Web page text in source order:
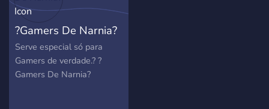
?Gamers De Narnia?
Serve especial só para
Gamers de verdade.? ?
Gamers De Narnia?